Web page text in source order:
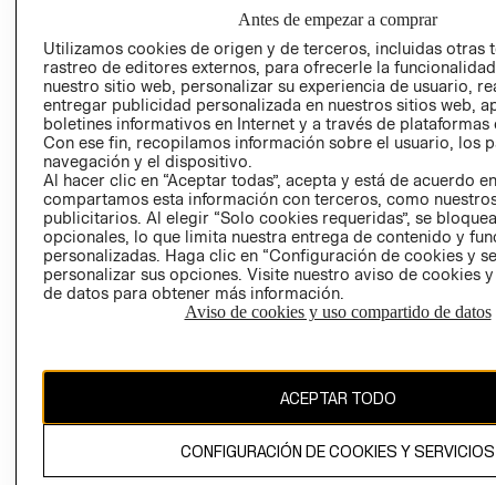
PROGRAMA DE
Y ÉTICA (INGLÉS)
COMERCIO - SIC
PETICIONES
QUEJAS Y
RECLAMOS
Colombia ($)
CAMBIAR REGIÓN
El contenido de esta página web está protegido por copyright y es
Antes de empezar a comprar
Utilizamos cookies de origen y de terceros, incluidas otras
rastreo de editores externos, para ofrecerle la
nuestro sitio web, personalizar su experiencia de usuario,
entregar publicidad personalizada en nuestros sitios web,
boletines informativos en Internet y a través de plataformas
Con ese fin, recopilamos información sobre el usuario, los
navegación y el dispositivo.
Al hacer clic en “Aceptar todas”, acepta y está de acuerdo
compartamos esta información con terceros, como
publicitarios. Al elegir “Solo cookies requeridas”, se
opcionales, lo que limita nuestra entrega de contenido y
personalizadas. Haga clic en “Configuración de cookies y
personalizar sus opciones. Visite nuestro aviso de cookies
de datos para obtener más información.
Aviso de cookies y uso compartido de datos
ACEPTAR TODO
CONFIGURACIÓN DE COOKIES Y SERVICIOS